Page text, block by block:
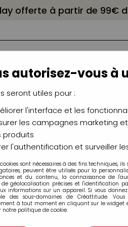
offerte à partir de 99€
CHÂSSIS
CHEVALETS
BLANC 24X32 20 Feuilles 160G -
autorisez-vous à
seront utiles pour :
l'interface et les
les campagnes marketing
produits
l'authentification et surveiller
sont nécessaires à des fins techniques,
peuvent être utilisés pour la
et du contenu, la connaissance de
de géolocalisation précises et l'identification
informations sur un appareil. Si vous
des sous-domaines de Créattitude.
à tout moment en cliquant sur le widget
notre politique de cookie.